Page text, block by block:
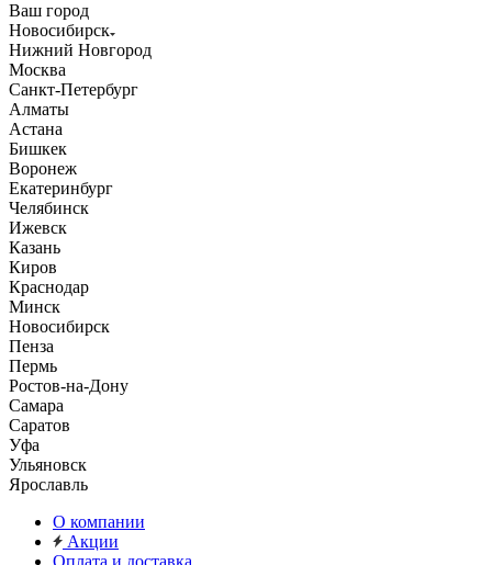
Ваш город
Новосибирск
Нижний Новгород
Москва
Санкт-Петербург
Алматы
Астана
Бишкек
Воронеж
Екатеринбург
Челябинск
Ижевск
Казань
Киров
Краснодар
Минск
Новосибирск
Пенза
Пермь
Ростов-на-Дону
Самара
Саратов
Уфа
Ульяновск
Ярославль
О компании
Акции
Оплата и доставка